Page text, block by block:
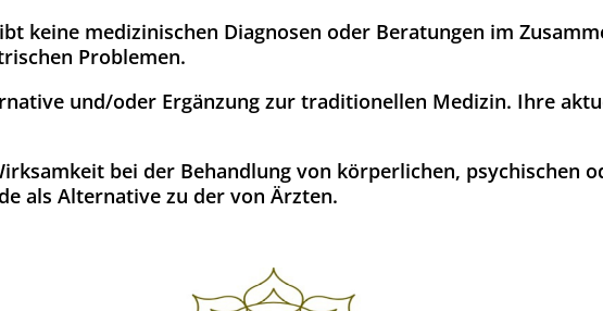
keine medizinischen Diagnosen oder Beratungen im
Problemen.
und/oder Ergänzung zur traditionellen Medizin. Ihre
bei der Behandlung von körperlichen, psychischen
als Alternative zu der von Ärzten.